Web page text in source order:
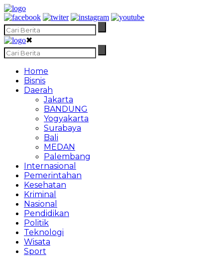
✖
Home
Bisnis
Daerah
Jakarta
BANDUNG
Yogyakarta
Surabaya
Bali
MEDAN
Palembang
Internasional
Pemerintahan
Kesehatan
Kriminal
Nasional
Pendidikan
Politik
Teknologi
Wisata
Sport